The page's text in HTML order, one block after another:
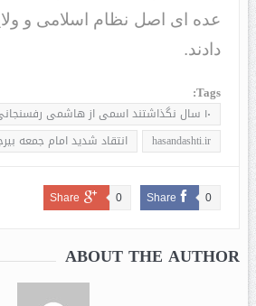
عده ای اصل نظام اسلامی و
دادند.
Tags:
۱۰ سال نگذاشتند اسمی از هاشمی رفسنجانی به میان بیاید
hasandashti.ir
انتقاد شدید امام جمعه
Share 0
Share 0
ABOUT THE AUTHOR